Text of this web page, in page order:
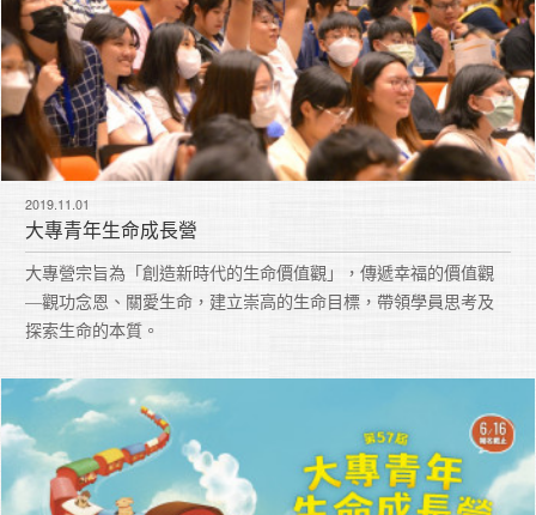
2019.11.01
大專青年生命成長營
大專營宗旨為「創造新時代的生命價值觀」，傳遞幸福的價值觀
—觀功念恩、關愛生命，建立崇高的生命目標，帶領學員思考及
探索生命的本質。